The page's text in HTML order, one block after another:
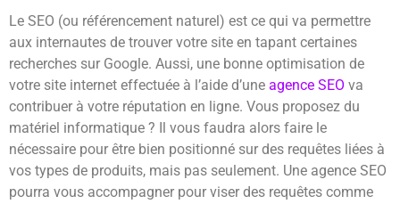
Le SEO (ou référencement naturel) est ce qui va permettre
aux internautes de trouver votre site en tapant certaines
recherches sur Google. Aussi, une bonne optimisation de
votre site internet effectuée à l’aide d’une agence SEO va
contribuer à votre réputation en ligne. Vous proposez du
matériel informatique ? Il vous faudra alors faire le
nécessaire pour être bien positionné sur des requêtes liées à
vos types de produits, mais pas seulement. Une agence SEO
pourra vous accompagner pour viser des requêtes comme